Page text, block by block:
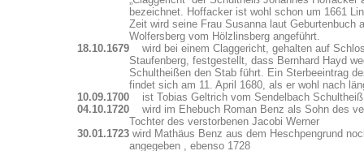
bezeichnet. Hoffacker ist wohl schon um 1661
Zeit wird seine Frau Susanna laut Geburtenbuch als
Wolfersberg vom Hölzlinsberg angeführt.
18.10.1679 wird bei einem Claggericht, gehalten auf
Staufenberg, festgestellt, dass Bernhard Hayd
Schultheißen den Stab führt. Ein Sterbeeintrag des
findet sich am 11. April 1680, als er wohl nach
10.09.1700 ist Tobias Geltrich vom Sendelbach
04.10.1720 wird im Ehebuch Roman Benz als Sohn
Tochter des verstorbenen Jacobi Werner
30.01.1723 wird Mathäus Benz aus dem Heschpengrund
angegeben , ebenso 1728